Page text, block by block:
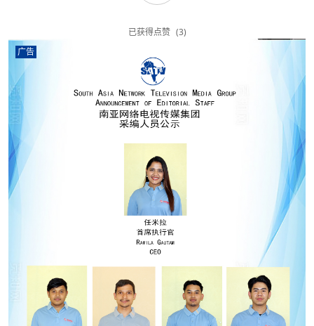
已获得点赞 (3)
广告